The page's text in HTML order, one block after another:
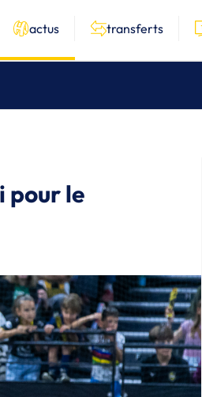
actus transferts
pour le